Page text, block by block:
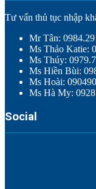
Tư vấn thủ tục nhập
Mr Tân:
Ms Thảo Katie:
Ms Thúy:
Ms Hiền Bùi:
Ms Hoài:
Ms Hà My:
Social